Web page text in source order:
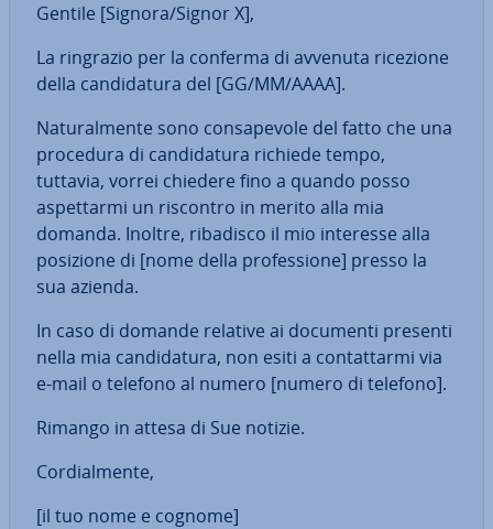
Gentile [Signora/Signor X],
La ringrazio per la conferma di avvenuta ricezione
della can­di­da­tu­ra del [GG/MM/AAAA].
Na­tu­ral­men­te sono con­sa­pe­vo­le del fatto che una
procedura di can­di­da­tu­ra richiede tempo,
tuttavia, vorrei chiedere fino a quando posso
aspet­tar­mi un riscontro in merito alla mia
domanda. Inoltre, ribadisco il mio interesse alla
posizione di [nome della pro­fes­sio­ne] presso la
sua azienda.
In caso di domande relative ai documenti presenti
nella mia can­di­da­tu­ra, non esiti a con­tat­tar­mi via
e-mail o telefono al numero [numero di telefono].
Rimango in attesa di Sue notizie.
Cor­dial­men­te,
[il tuo nome e cognome]